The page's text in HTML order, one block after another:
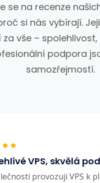
se na recenze
si nás vybírají.
za vše –
podpora
samozřejmostí.
VPS, skvělá
provozuji VPS k